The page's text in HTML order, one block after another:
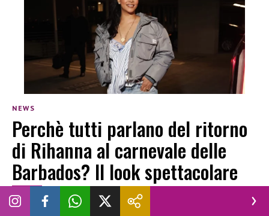
NEWS
Perchè tutti parlano del ritorno
di Rihanna al carnevale delle
Barbados? Il look spettacolare
SARA GUGLIELMETTI 5 AGOSTO 2026